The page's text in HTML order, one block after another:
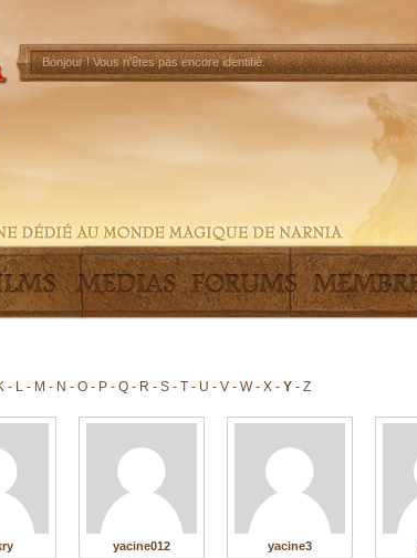
Bonjour !Vous n'êtes pas encore identifié.
- L - M - N - O - P - Q - R - S - T - U - V - W- X - Y - Z
yacine012 yacine3